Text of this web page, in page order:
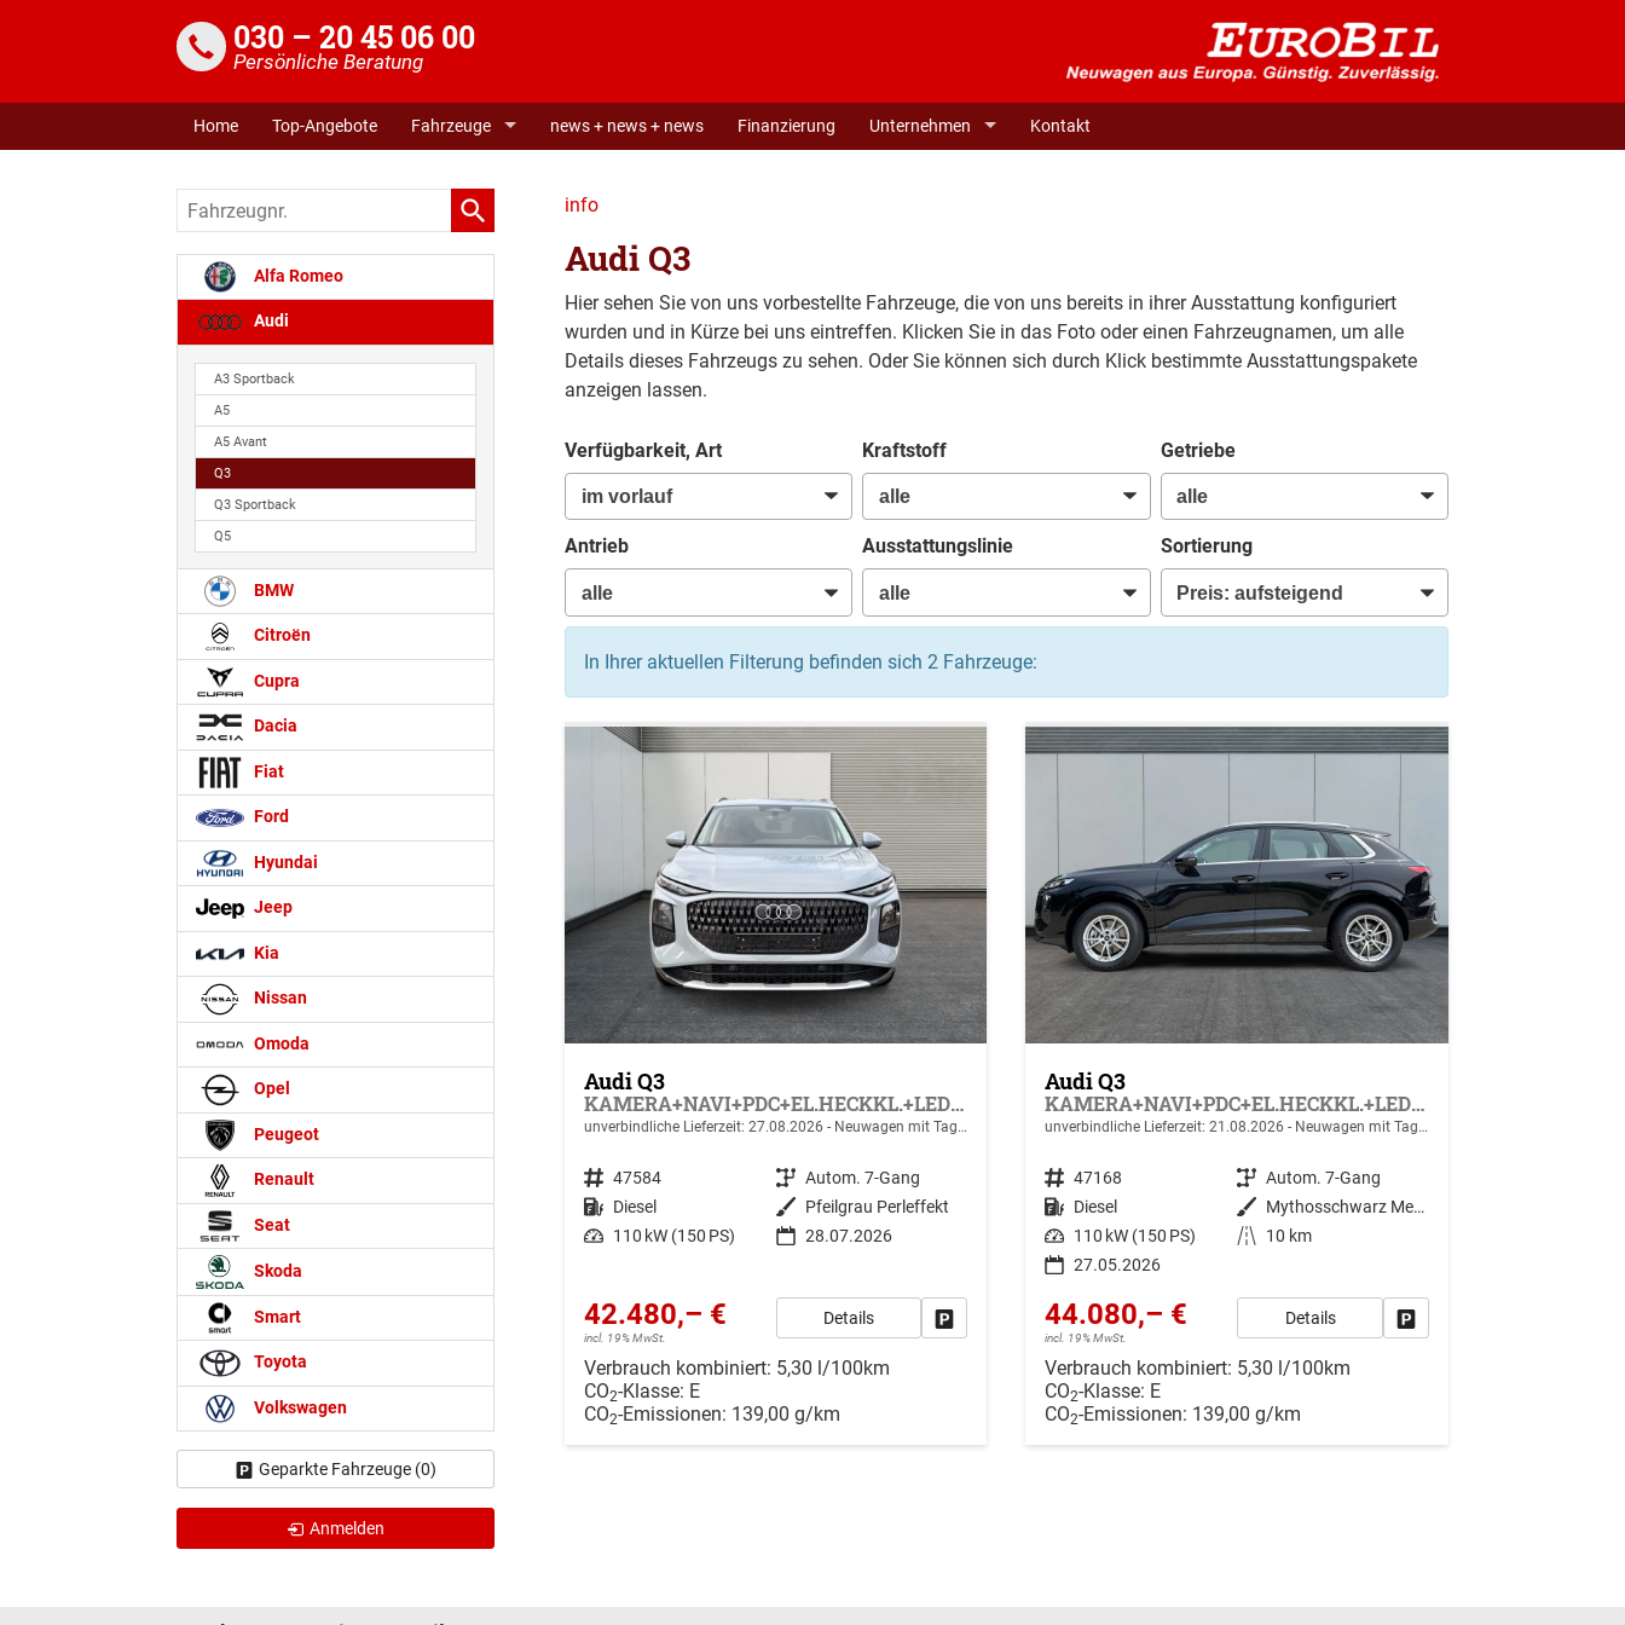
030 – 20 45 06 00
Persönliche Beratung
Home Top-Angebote Fahrzeuge news + news + news Finanzierung Unternehmen Kontakt
info
Audi Q3
Hier sehen Sie von uns vorbestellte Fahrzeuge, die von uns bereits in ihrer Ausstattung konfiguriert
wurden und in Kürze bei uns eintreffen. Klicken Sie in das Foto oder einen Fahrzeugnamen, um alle
Details dieses Fahrzeugs zu sehen. Oder Sie können sich durch Klick bestimmte Ausstattungspakete
anzeigen lassen.
Verfügbarkeit, Art Kraftstoff Getriebe
Antrieb Ausstattungslinie Sortierung
In Ihrer aktuellen Filterung befinden sich 2 Fahrzeuge:
Audi Q3
KAMERA+NAVI+PDC+EL.HECKKL.+LED+17"LM
unverbindliche Lieferzeit: 27.08.2026 Neuwagen mit Tageszulassung
Fahrzeugnr. 47584 Getriebe Autom. 7-Gang
Kraftstoff Diesel Außenfarbe Pfeilgrau Perleffekt
Leistung 110 kW (150 PS) 28.07.2026
42.480,– €
incl. 19% MwSt.
Details Drucken, parken oder vergleichen
Verbrauch kombiniert: 5,30 l/100km
CO2-Klasse: E
CO2-Emissionen: 139,00 g/km
Audi Q3
KAMERA+NAVI+PDC+EL.HECKKL.+LED+17"LM
unverbindliche Lieferzeit:21.08.2026 Neuwagen mit Tageszulassung
Fahrzeugnr. 47168 Getriebe Autom. 7-Gang
Kraftstoff Diesel Außenfarbe
Mythosschwarz Metallic
Leistung 110 kW (150 PS) Kilometerstand
10 km
27.05.2026
44.080,– €
incl. 19% MwSt.
Details
Verbrauch kombiniert: 5,30 l/100km
CO2-Klasse: E
CO2-Emissionen: 139,00 g/km
Fahrzeugnr.
Alfa Romeo
Audi
A3 Sportback
A5
A5 Avant
Q3
Q3 Sportback
Q5
BMW
Citroën
Cupra
Dacia
Fiat
Ford
Hyundai
Jeep
Kia
Nissan
Omoda
Opel
Peugeot
Renault
Seat
Skoda
Smart
Toyota
Volkswagen
Geparkte Fahrzeuge (0)
Anmelden